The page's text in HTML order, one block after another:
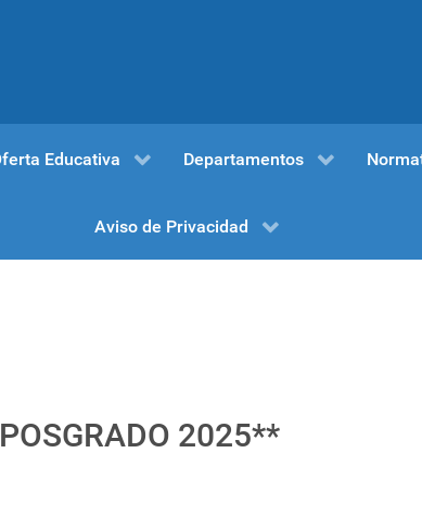
Educativa Departamentos
Aviso de Privacidad
2025**